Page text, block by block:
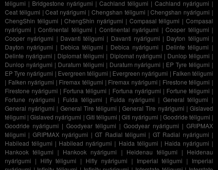
téligumi | Bridgestone nyárigumi | Cachland téligumi | Cachland nyárigumi |
Ceat téligumi |Ceat nyárigumi | Chengshan téligumi |Chengshan nyárigumi |
ChengShin téligumi |ChengShin nyárigumi | Compasal téligumi |Compasal
nyárigumi | Continental téligumi | Continental nyárigumi | Cooper téligumi |
Cooper nyárigumi | Davanti téligumi | Davanti nyárigumi | Dayton téligumi |
Dayton nyárigumi | Debica téligumi | Debica nyárigumi | Delinte téligumi |
Delinte nyárigumi | Diplomat téligumi | Diplomat nyárigumi | Dunlop téligumi |
Dunlop nyárigumi | Duraturn téligumi | Duraturn nyárigumi | EP Tyre téligumi |
EP Tyre nyárigumi | Evergreen téligumi | Evergreen nyárigumi | Falken téligumi
| Falken nyárigumi | Firemax téligumi | Firemax nyárigumi | Firestone téligumi |
Firestone nyárigumi | Fortuna téligumi | Fortuna nyárigumi | Fortune téligumi |
Fortune nyárigumi | Fulda téligumi | Fulda nyárigumi | General téligumi |
General nyárigumi | General Tire téligumi |General Tire nyárigumi |Gislaved
téligumi |Gislaved nyárigumi | Giti téligumi |Giti nyárigumi | Goodride téligumi |
Goodride nyárigumi | Goodyear téligumi | Goodyear nyárigumi | GRIPMAX
téligumi | GRIPMAX nyárigumi |GT Radial téligumi | GT Radial nyárigumi |
Habilead téligumi | Habilead nyárigumi | Haida téligumi | Haida nyárigumi |
Hankook téligumi | Hankook nyárigumi | Heidenau téligumi | Heidenau
nyárigumi | Hifly téligumi | Hifly nyárigumi | Imperial téligumi | Imperial